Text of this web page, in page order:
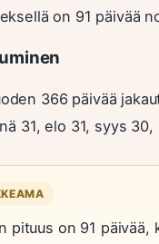
on 91 päivää
366 päivää
31, elo 31, syys 30,
pituus on 91